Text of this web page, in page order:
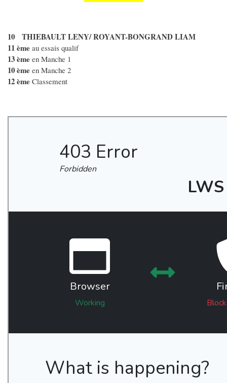
10 THIEBAULT LENY/ ROYANT-BONGRAND LIAM
11 ème au essais qualif
13 ème en Manche 1
10 ème en Manche 2
12 ème Classement